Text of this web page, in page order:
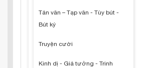
Tản văn – Tạp văn - Tùy bút -
Bút ký
Truyện cười
Kinh dị - Giả tưởng - Trinh